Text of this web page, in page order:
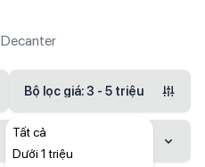
Decanter
Bộ lọc giá: 3 - 5 triệu
Tất cả
Dưới 1 triệu